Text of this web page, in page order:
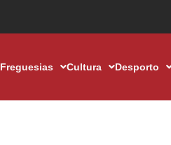
Freguesias Cultura Desporto